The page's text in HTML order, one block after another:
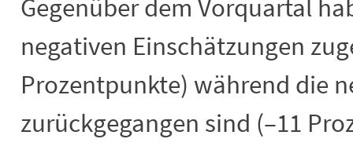
Gegenüber dem Vorquartal
negativen Einschätzungen
Prozentpunkte) während die
zurückgegangen sind (–11